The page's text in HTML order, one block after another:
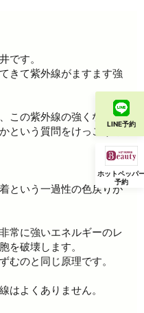
LINE予約
ホットペッパ
予約
です。
きて紫外線がますます強
この紫外線の強くなる時
という質問をけっこうさ
という一過性の色戻りが
常に強いエネルギーのレ
を破壊します。
むのと同じ原理です。
はよくありません。